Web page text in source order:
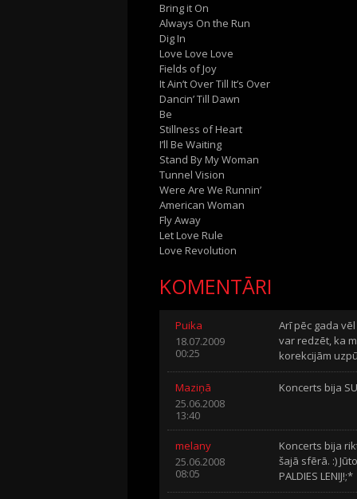
Bring it On
Always On the Run
Dig In
Love Love Love
Fields of Joy
It Ain’t Over Till It’s Over
Dancin’ Till Dawn
Be
Stillness of Heart
I’ll Be Waiting
Stand By My Woman
Tunnel Vision
Were Are We Runnin’
American Woman
Fly Away
Let Love Rule
Love Revolution
KOMENTĀRI
Puika
18.07.2009
00:25
Arī pēc gada
var redzēt, ka
korekcijām
Maziņā
25.06.2008
13:40
Koncerts bija
melany
25.06.2008
08:05
Koncerts bija
šajā sfērā. :)
PALDIES LENIJ!;*